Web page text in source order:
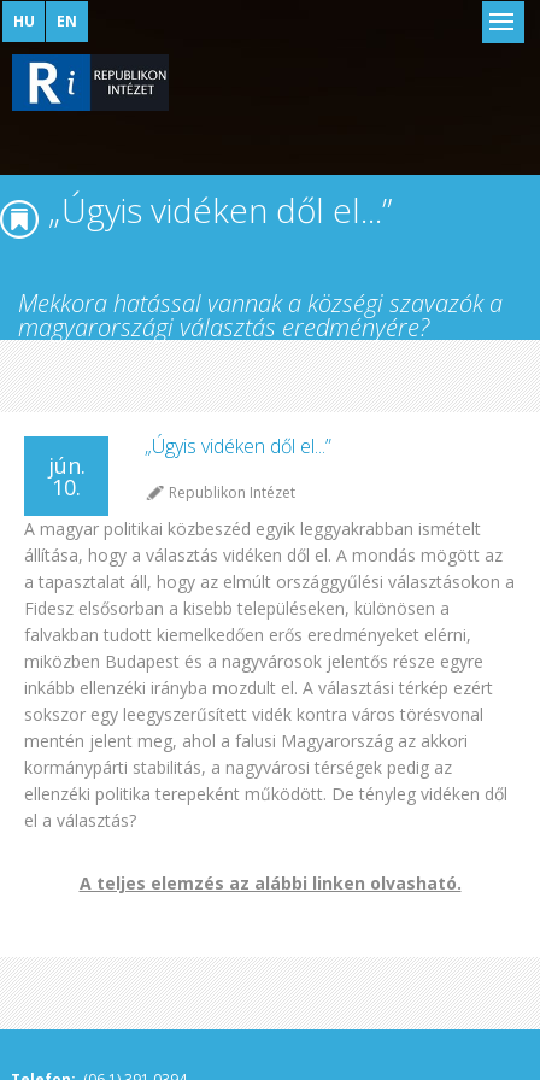
EN
HU
„Úgyis vidéken dől el...”
Mekkora hatással vannak a községi szavazók a
magyarországi választás eredményére?
jún.
10.
„Úgyis vidéken dől el...”
Republikon Intézet
A magyar politikai közbeszéd egyik leggyakrabban ismételt
állítása, hogy a választás vidéken dől el. A mondás mögött az
a tapasztalat áll, hogy az elmúlt országgyűlési választásokon a
Fidesz elsősorban a kisebb településeken, különösen a
falvakban tudott kiemelkedően erős eredményeket elérni,
miközben Budapest és a nagyvárosok jelentős része egyre
inkább ellenzéki irányba mozdult el. A választási térkép ezért
sokszor egy leegyszerűsített vidék kontra város törésvonal
mentén jelent meg, ahol a falusi Magyarország az akkori
kormánypárti stabilitás, a nagyvárosi térségek pedig az
ellenzéki politika terepeként működött. De tényleg vidéken dől
el a választás?
A teljes elemzés az alábbi linken olvasható.